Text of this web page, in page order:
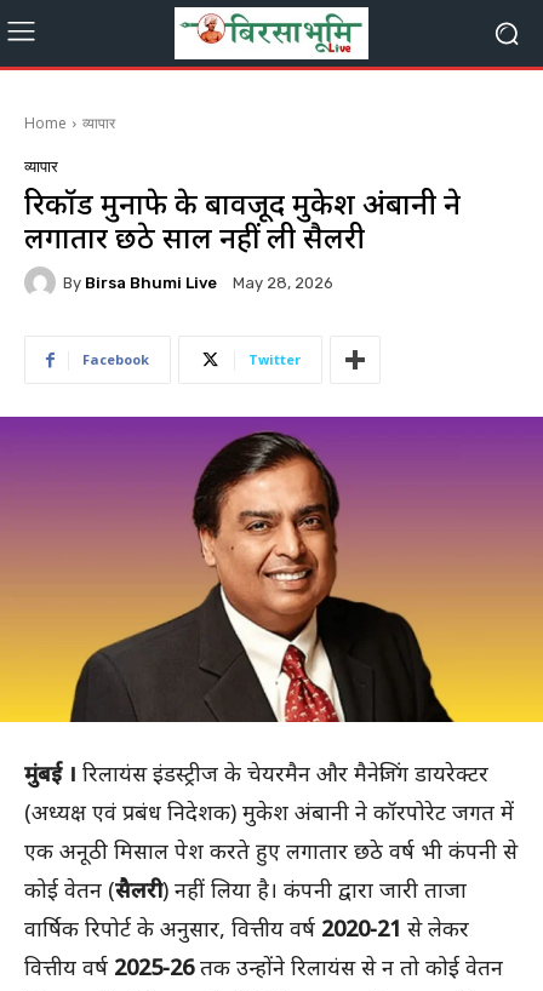
Home व्यापार
व्यापार
रिकॉर्ड मुनाफे के बावजूद मुकेश अंबानी ने
लगातार छठे साल नहीं ली सैलरी
By Birsa Bhumi Live May 28, 2026
Facebook Twitter
मुंबई । रिलायंस इंडस्ट्रीज के चेयरमैन और मैनेजिंग डायरेक्टर
(अध्यक्ष एवं प्रबंध निदेशक) मुकेश अंबानी ने कॉरपोरेट जगत में
एक अनूठी मिसाल पेश करते हुए लगातार छठे वर्ष भी कंपनी से
कोई वेतन (सैलरी) नहीं लिया है। कंपनी द्वारा जारी ताजा
वार्षिक रिपोर्ट के अनुसार, वित्तीय वर्ष 2020-21 से लेकर
वित्तीय वर्ष 2025-26तक उन्होंने रिलायंस से न तो कोई वेतन